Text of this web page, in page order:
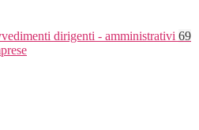
dirigenti - amministrativi 69